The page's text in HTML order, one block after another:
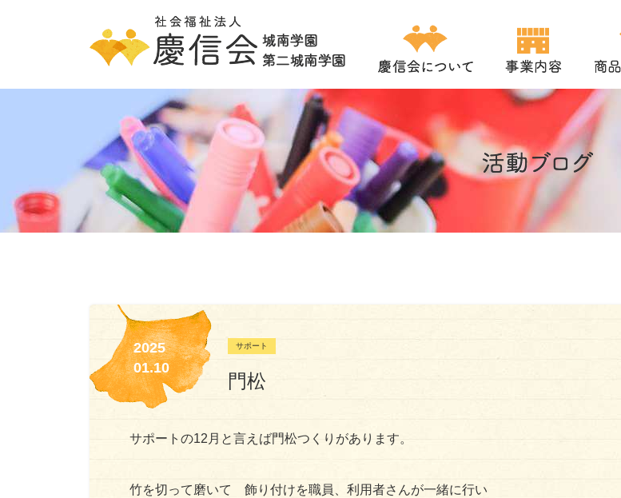
2025
01.10
サポート
門松
サポートの12月と言えば門松つくりがあります。
竹を切って磨いて 飾り付けを職員、利用者さんが一緒に行い